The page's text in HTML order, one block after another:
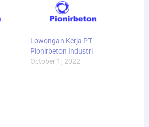
Lowongan Kerja PT
Pionirbeton Industri
October 1, 2022